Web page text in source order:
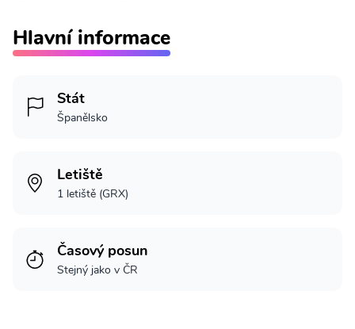
Hlavní informace
Stát
Španělsko
Letiště
1 letiště (GRX)
Časový posun
Stejný jako v ČR